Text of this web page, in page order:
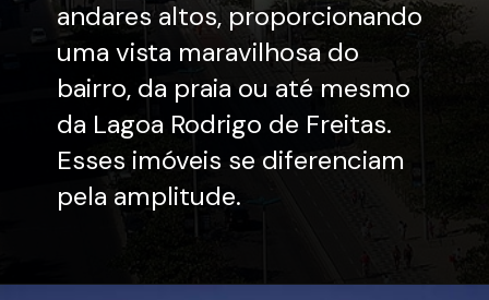
andares altos, proporcionando
uma vista maravilhosa do
bairro, da praia ou até mesmo
da Lagoa Rodrigo de Freitas.
Esses imóveis se diferenciam
pela amplitude.